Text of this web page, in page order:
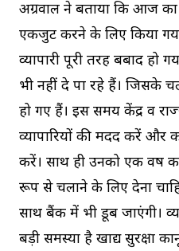
अग्रवाल ने बताया कि आज का
एकजुट करने के लिए किया
व्यापारी पूरी तरह बर्बाद
भी नहीं दे पा रहे हैं। जिसके
हो गए हैं। इस समय केंद्र व
व्यापारियों की मदद करें और
करें। साथ ही उनको एक वर्ष
रूप से चलाने के लिए देना
साथ बैंक में भी डूब जाएंगी।
बड़ी समस्या है खाद्य सुरक्षा